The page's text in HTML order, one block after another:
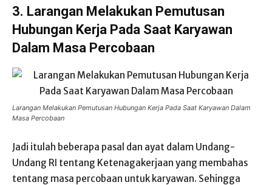
3. Larangan Melakukan Pemutusan
Hubungan Kerja Pada Saat Karyawan
Dalam Masa Percobaan
Larangan Melakukan Pemutusan Hubungan Kerja Pada Saat Karyawan Dalam
Masa Percobaan
Jadi itulah beberapa pasal dan ayat dalam Undang-
Undang RI tentang Ketenagakerjaan yang membahas
tentang masa percobaan untuk karyawan. Sehingga